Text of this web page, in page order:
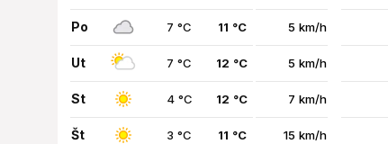
Po 7 °C 11 °C 5 km/h
Ut 7 °C 12 °C 5 km/h
St 4 °C 12 °C 7 km/h
Št 3 °C 11 °C 15 km/h